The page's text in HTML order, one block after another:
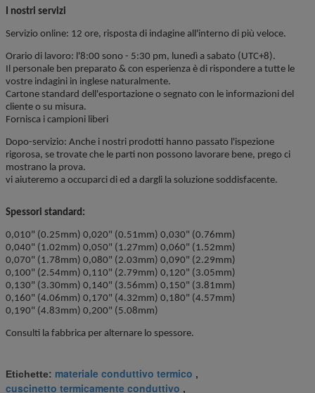
I nostri servizi
Servizio online: 12 ore, risposta di indagine all'interno di più veloce.
Orario di lavoro: l'8:00 sono - 5:30 pm, lunedì a sabato (UTC+8).
Il personale ben preparato & con esperienza è di rispondere a tutte le
vostre indagini in inglese naturalmente.
Cartone standard dell'esportazione o segnato con le informazioni del
cliente o su misura.
Fornisca i campioni liberi
Dopo-servizio: Anche i nostri prodotti hanno passato l'ispezione
rigorosa, se trovate che le parti non possono lavorare bene, prego ci
mostrano la prova.
vi aiuteremo a occuparci di ed a dargli la soluzione soddisfacente.
Spessori standard:
0,010" (0.25mm) 0,020" (0.51mm) 0,030" (0.76mm)
0,040" (1.02mm) 0,050" (1.27mm) 0,060" (1.52mm)
0,070" (1.78mm) 0,080" (2.03mm) 0,090" (2.29mm)
0,100" (2.54mm) 0,110" (2.79mm) 0,120" (3.05mm)
0,130" (3.30mm) 0,140" (3.56mm) 0,150" (3.81mm)
0,160" (4.06mm) 0,170" (4.32mm) 0,180" (4.57mm)
0,190" (4.83mm) 0,200" (5.08mm)
Consulti la fabbrica per alternare lo spessore.
Etichette: materiale conduttivo termico ,
cuscinetto termicamente conduttivo ,